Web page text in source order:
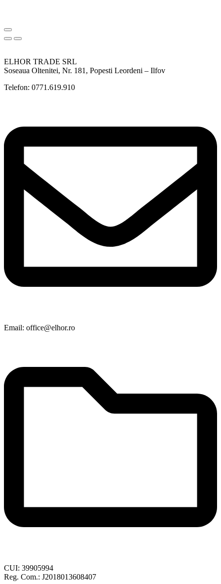
ELHOR TRADE SRL
Soseaua Oltenitei, Nr. 181, Popesti Leordeni – Ilfov
Telefon: 0771.619.910
Email: office@elhor.ro
CUI: 39905994
Reg. Com.: J2018013608407